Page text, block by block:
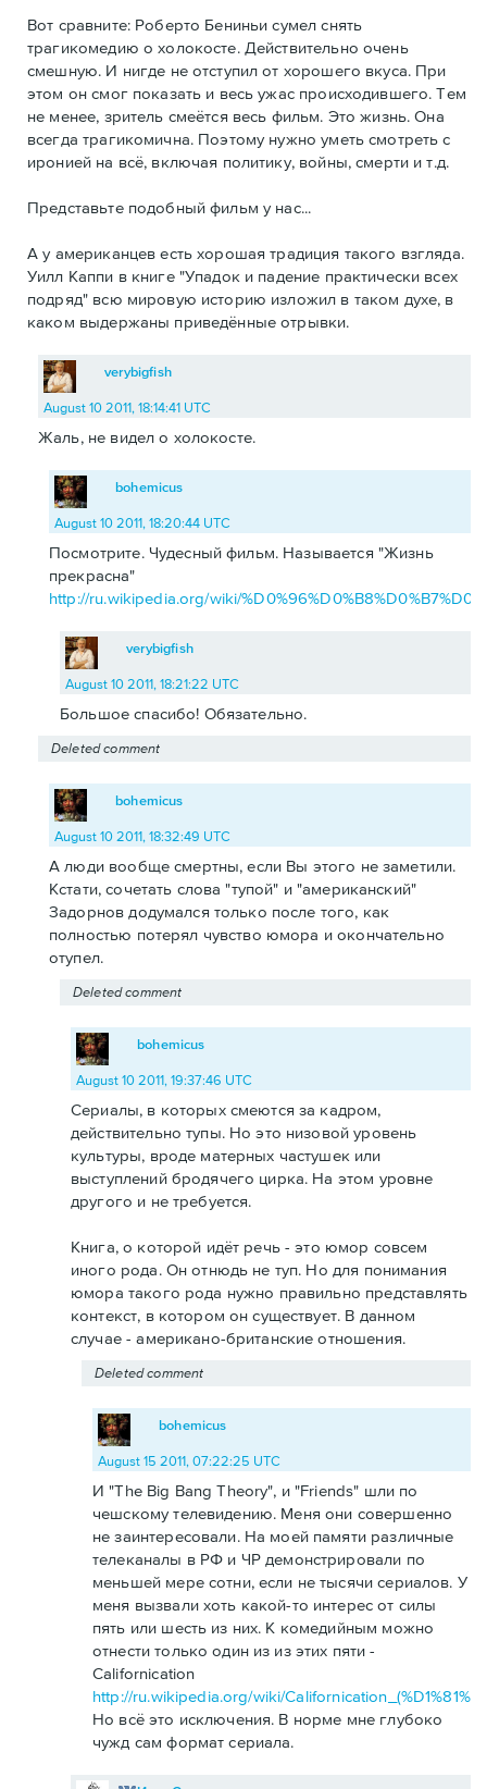
Вот сравните: Роберто Бениньи сумел снять
трагикомедию о холокосте. Действительно очень
смешную. И нигде не отступил от хорошего вкуса. При
этом он смог показать и весь ужас происходившего. Тем
не менее, зритель смеётся весь фильм. Это жизнь. Она
всегда трагикомична. Поэтому нужно уметь смотреть с
иронией на всё, включая политику, войны, смерти и т.д.
Представьте подобный фильм у нас...
А у американцев есть хорошая традиция такого взгляда.
Уилл Каппи в книге "Упадок и падение практически всех
подряд" всю мировую историю изложил в таком духе, в
каком выдержаны приведённые отрывки.
verybigfish
August 10 2011, 18:14:41 UTC
Жаль, не видел о холокосте.
bohemicus
August 10 2011, 18:20:44 UTC
Посмотрите. Чудесный фильм. Называется "Жизнь
прекрасна"
http://ru.wikipedia.org/wiki/
verybigfish
August 10 2011, 18:21:22 UTC
Большое спасибо! Обязательно.
Deleted comment
bohemicus
August 10 2011, 18:32:49 UTC
А люди вообще смертны, если Вы этого не заметили.
Кстати, сочетать слова "тупой" и "американский"
Задорнов додумался только после того, как
полностью потерял чувство юмора и окончательно
отупел.
Deleted comment
bohemicus
August 10 2011, 19:37:46 UTC
Сериалы, в которых смеются за кадром,
действительно тупы. Но это низовой уровень
культуры, вроде матерных частушек или
выступлений бродячего цирка. На этом уровне
другого и не требуется.
Книга, о которой идёт речь - это юмор совсем
иного рода. Он отнюдь не туп. Но для понимания
юмора такого рода нужно правильно представлять
контекст, в котором он существует. В данном
случае - американо-британские отношения.
Deleted comment
bohemicus
August 15 2011, 07:22:25 UTC
И "The Big Bang Theory", и "Friends" шли по
чешскому телевидению. Меня они совершенно
не заинтересовали. На моей памяти различные
телеканалы в РФ и ЧР демонстрировали по
меньшей мере сотни, если не тысячи сериалов. У
меня вызвали хоть какой-то интерес от силы
пять или шесть из них. К комедийным можно
отнести только один из из этих пяти -
Californication
http://ru.wikipedia.org/wiki/
Но всё это исключения. В норме мне глубоко
чужд сам формат сериала.